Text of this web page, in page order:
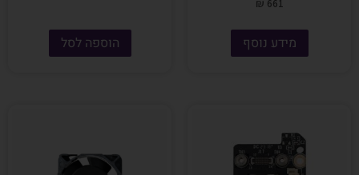
₪ 661
מידע נוסף הוספה לסל